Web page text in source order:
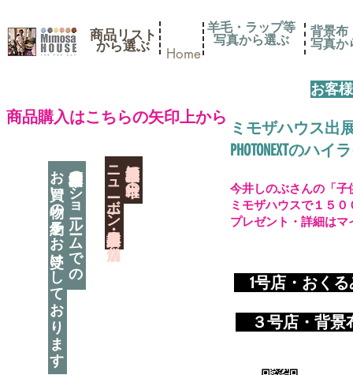
商品リスト
​から選ぶ Home
​商品購入はこちらの矢印上から
神奈川県相模原市に日本唯一の
​ニューボーン撮影用小道具店・３店舗
羊毛・ラップ等
写真から選ぶ
背景布
写真か
お客
ミモザハウス出
PHOTONEXTのハ
神奈川県相模原市のショールームでの
お買い物の予約をお受けしております 1号店・おく
​ ３号店・背
今井しのぶさんの「
ミモザハウスで１５
プレゼント・詳細は